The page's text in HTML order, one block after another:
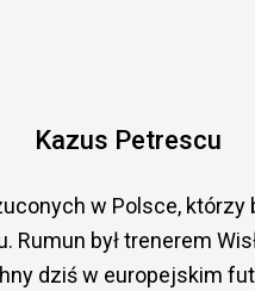
Kazus Petrescu
w Polsce, którzy
Rumun był trenerem
dziś w europejskim